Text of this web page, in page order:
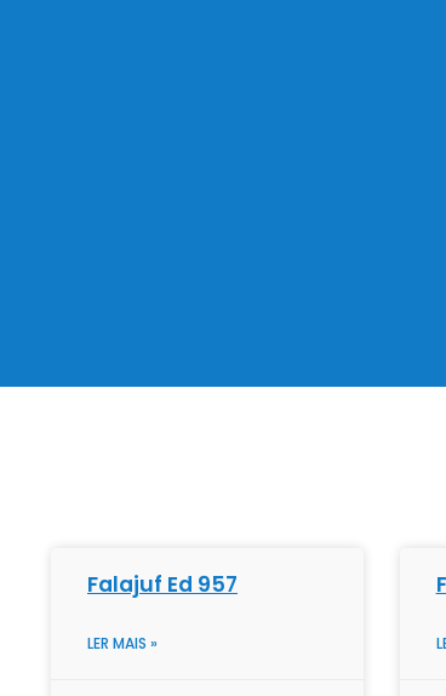
Falajuf Ed 957
LER MAIS »